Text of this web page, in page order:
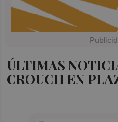
ÚLTIMAS
CROUCH EN